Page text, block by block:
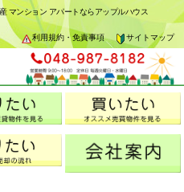
マンション アパートならアップルハウス
利用規約・免責事項 サイトマップ